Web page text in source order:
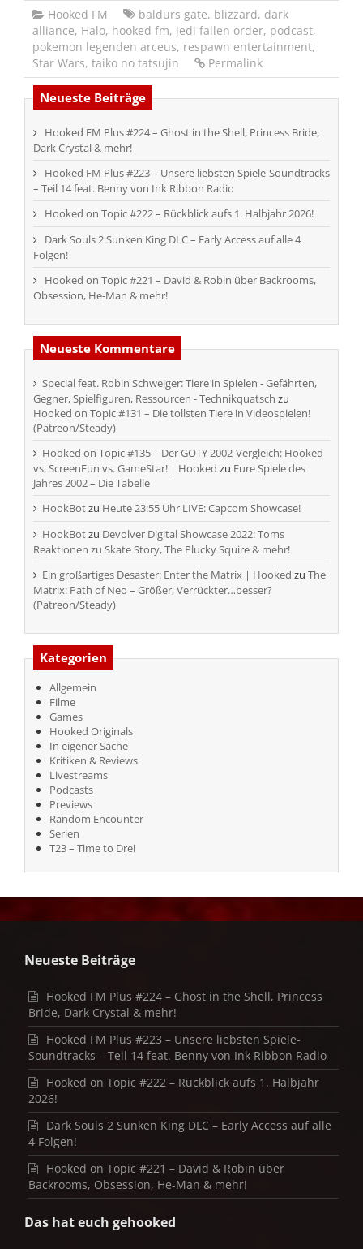
Hooked FM baldurs gate, blizzard, dark
alliance, Halo, hooked fm, jedi fallen order, podcast,
pokemon legenden arceus, respawn entertainment,
Star Wars, taiko no tatsujin Permalink
Neueste Beiträge
Hooked FM Plus #224 – Ghost in the Shell, Princess Bride,
Dark Crystal & mehr!
Hooked FM Plus #223 – Unsere liebsten Spiele-Soundtracks
– Teil 14 feat. Benny von Ink Ribbon Radio
Hooked on Topic #222 – Rückblick aufs 1. Halbjahr 2026!
Dark Souls 2 Sunken King DLC – Early Access auf alle 4
Folgen!
Hooked on Topic #221 – David & Robin über Backrooms,
Obsession, He-Man & mehr!
Neueste Kommentare
Special feat. Robin Schweiger: Tiere in Spielen - Gefährten,
Gegner, Spielfiguren, Ressourcen - Technikquatsch zu
Hooked on Topic #131 – Die tollsten Tiere in Videospielen!
(Patreon/Steady)
Hooked on Topic #135 – Der GOTY 2002-Vergleich: Hooked
vs. ScreenFun vs. GameStar! | Hooked zu Eure Spiele des
Jahres 2002 – Die Tabelle
HookBotzu Heute 23:55 Uhr LIVE: Capcom Showcase!
HookBotzu Devolver Digital Showcase 2022: Toms
Reaktionen zu Skate Story, The Plucky Squire & mehr!
Ein großartiges Desaster: Enter the Matrix | Hooked zu The
Matrix: Path of Neo – Größer, Verrückter…besser?
(Patreon/Steady)
Kategorien
Allgemein
Filme
Games
Hooked Originals
In eigener Sache
Kritiken & Reviews
Livestreams
Podcasts
Previews
Random Encounter
Serien
T23 – Time to Drei
Neueste Beiträge
Hooked FM Plus #224 – Ghost in the Shell, Princess
Bride, Dark Crystal & mehr!
Hooked FM Plus #223 – Unsere liebsten Spiele-
Soundtracks – Teil 14 feat. Benny von Ink Ribbon Radio
Hooked on Topic #222 – Rückblick aufs 1. Halbjahr
2026!
Dark Souls 2 Sunken King DLC – Early Access auf alle
4 Folgen!
Hooked on Topic #221 – David & Robin über
Backrooms, Obsession, He-Man & mehr!
Das hat euch gehooked